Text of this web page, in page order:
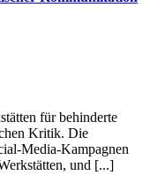
für behinderte
Kritik. Die
Media-Kampagnen
und [...]